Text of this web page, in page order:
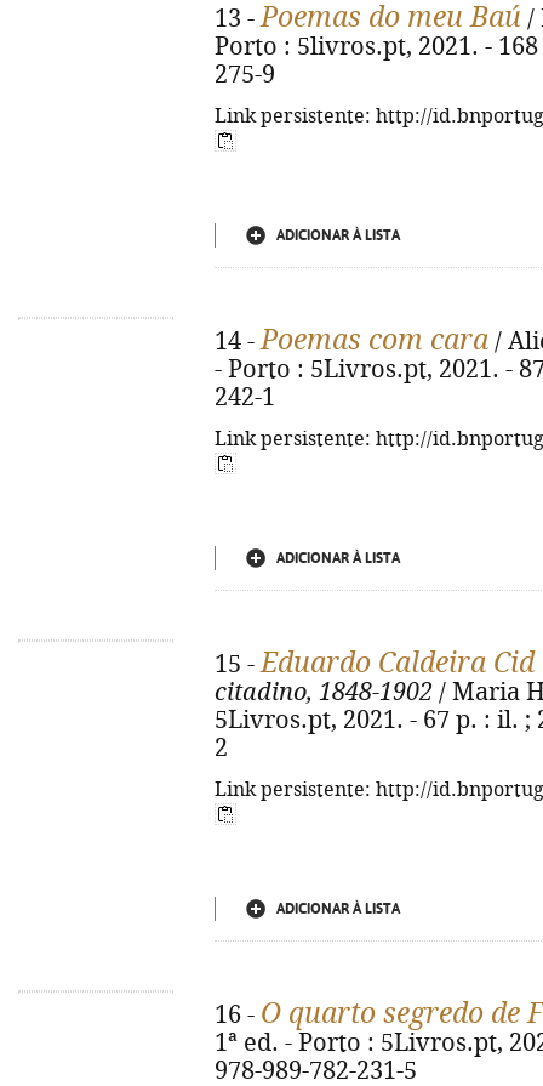
13 -Poemas do meu Baú /
Porto : 5livros.pt, 2021. - 168
275-9
Link persistente: http://
ADICIONAR À LISTA
14 -Poemas com cara /
- Porto : 5Livros.pt, 2021. -
242-1
Link persistente: http://
ADICIONAR À LISTA
15 -Eduardo Caldeira Cid
citadino, 1848-1902 / Maria
5Livros.pt, 2021. - 67 p. : il. ;
2
Link persistente: http://
ADICIONAR À LISTA
16 - O quarto segredo de
1ª ed. - Porto : 5Livros.pt,
978-989-782-231-5